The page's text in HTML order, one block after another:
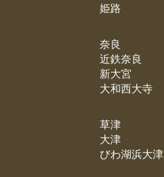
姫路
奈良
近鉄奈良
新大宮
大和西大寺
草津
大津
びわ湖浜大津